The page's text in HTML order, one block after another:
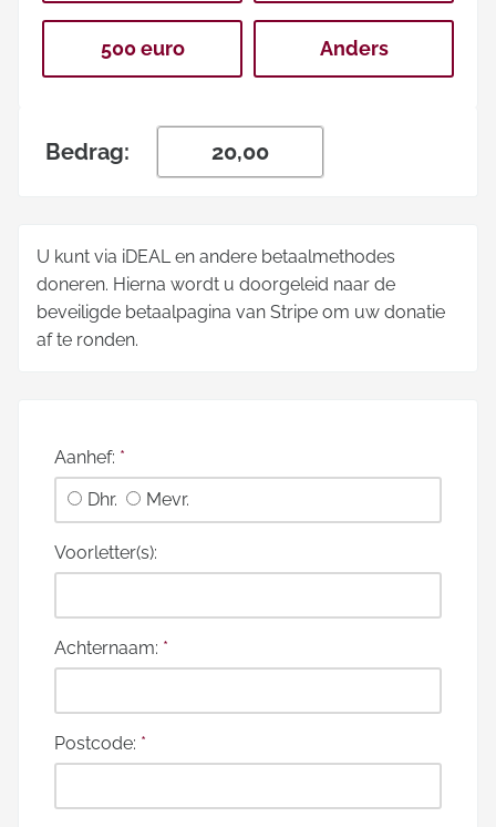
500 euro Anders
Bedrag:
U kunt via iDEAL en andere betaalmethodes
doneren. Hierna wordt u doorgeleid naar de
beveiligde betaalpagina van Stripe om uw donatie
af te ronden.
Aanhef: *
Dhr.
Mevr.
Voorletter(s):
Achternaam: *
Postcode: *